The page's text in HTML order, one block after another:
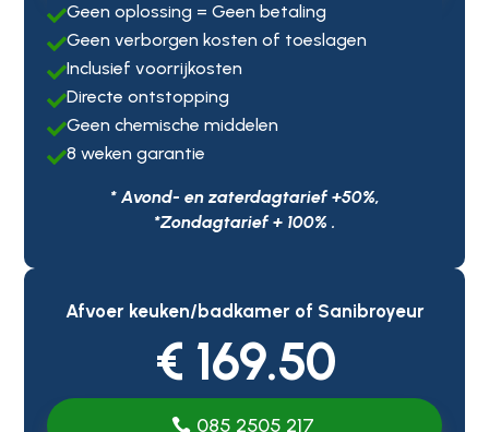
Geen oplossing = Geen betaling
Geen verborgen kosten of toeslagen
Inclusief voorrijkosten
Directe ontstopping
Geen chemische middelen
8 weken garantie
* Avond- en zaterdagtarief +50%,
*Zondagtarief + 100% .
Afvoer keuken/badkamer of Sanibroyeur
€ 169.50
085 2505 217